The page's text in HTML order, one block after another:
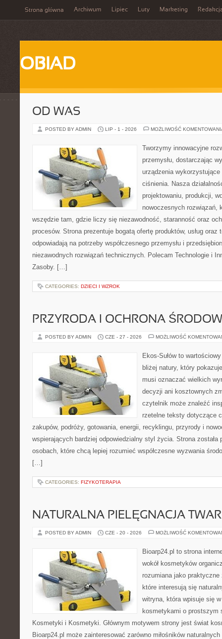
Strona główna Archiwum Lipiec Luty Marketing
OBIAD
OD WAS
POSTED BY ADMIN LIP - 1 - 2026 MOŻLIWOŚĆ
Tworzymy innowacyjne
przemysłu, dostarczając
urządzenia
ciśnienia. Nasza
projektowaniu, produkcji,
nowoczesnych rozwiązań,
wszędzie tam, gdzie liczy się niezawodność, staranność oraz
procesów. Strona prezentuje bogatą ofertę produktów, usług oraz
odpowiadają na potrzeby współczesnego przemysłu i
niezawodnych rozwiązań technicznych. Polecam Technologie i
Zasoby. […]
CATEGORIES: DZIECI I WZROK
PRZYRODA I OCHRONA
POSTED BY ADMIN CZE - 27 - 2026 MOŻLIWOŚĆ
Ekos-Sułów to
bliżej natury, który
musi oznaczać wielkich
decyzji ani kosztownych
czytelnik może znaleźć
rzetelne teksty dotyczące
zakupów, podróży, gotowania, energii, recyklingu, przyrody i
wspierających bardziej odpowiedzialny styl życia. Strona została
osobach, które chcą lepiej rozumieć współczesne wyzwania
[…]
CATEGORIES: FIZYKOTERAPIA
NATURALNA PIELĘGNACJA
POSTED BY ADMIN CZE - 20 - 2026 MOŻLIWOŚĆ
Bioarp24.pl to strona
wokół kosmetyków
rozumiana jako praktyczne
które interesują się
witryna, która wpisuje się
kosmetykami o prostszym
Kosmetyki i Kosmetyki. Głównym motywem strony jest świat
Bioarp24.pl może zainteresować zarówno miłośników